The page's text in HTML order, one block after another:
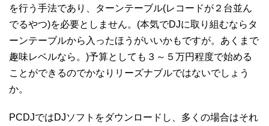
を行う手法であり、ターンテーブル(レコードが２台並ん
でるやつ)を必要としません。(本気でDJに取り組むならタ
ーンテーブルから入ったほうがいいかもですが。あくまで
趣味レベルなら。)予算としても３～５万円程度で始める
ことができるのでかなりリーズナブルではないでしょう
か。
PCDJではDJソフトをダウンロードし、多くの場合はそれ